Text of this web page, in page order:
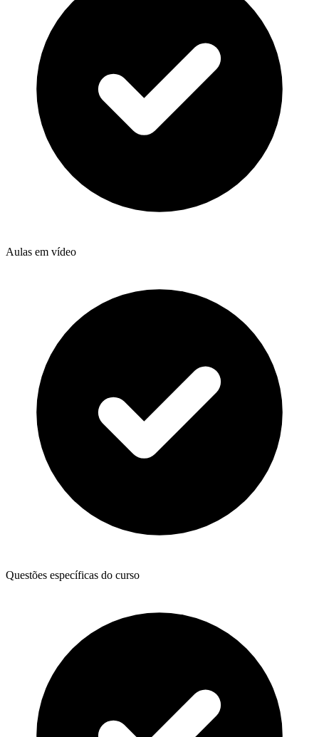
Aulas em vídeo
Questões específicas do curso